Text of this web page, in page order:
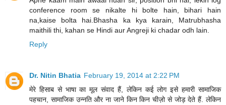
conference room se nikalte hi bolte hain, bihari hain
na,kaise bolta hai.Bhasha ka kya karain, Matrubhasha
maithili thi, kahan se Hindi aur Angreji ki chadar odh lain.
Reply
Dr. Nitin Bhatia February 19, 2014 at 2:22 PM
मेरे हिसाब से भाषा का मूल संवाद हैं, लेकिन कई लोग इसे हमारी सामाजिक
पहचान, सामाजिक उन्नति और ना जाने किन किन चीज़ो से जोड़ देते हैं. लेकिन